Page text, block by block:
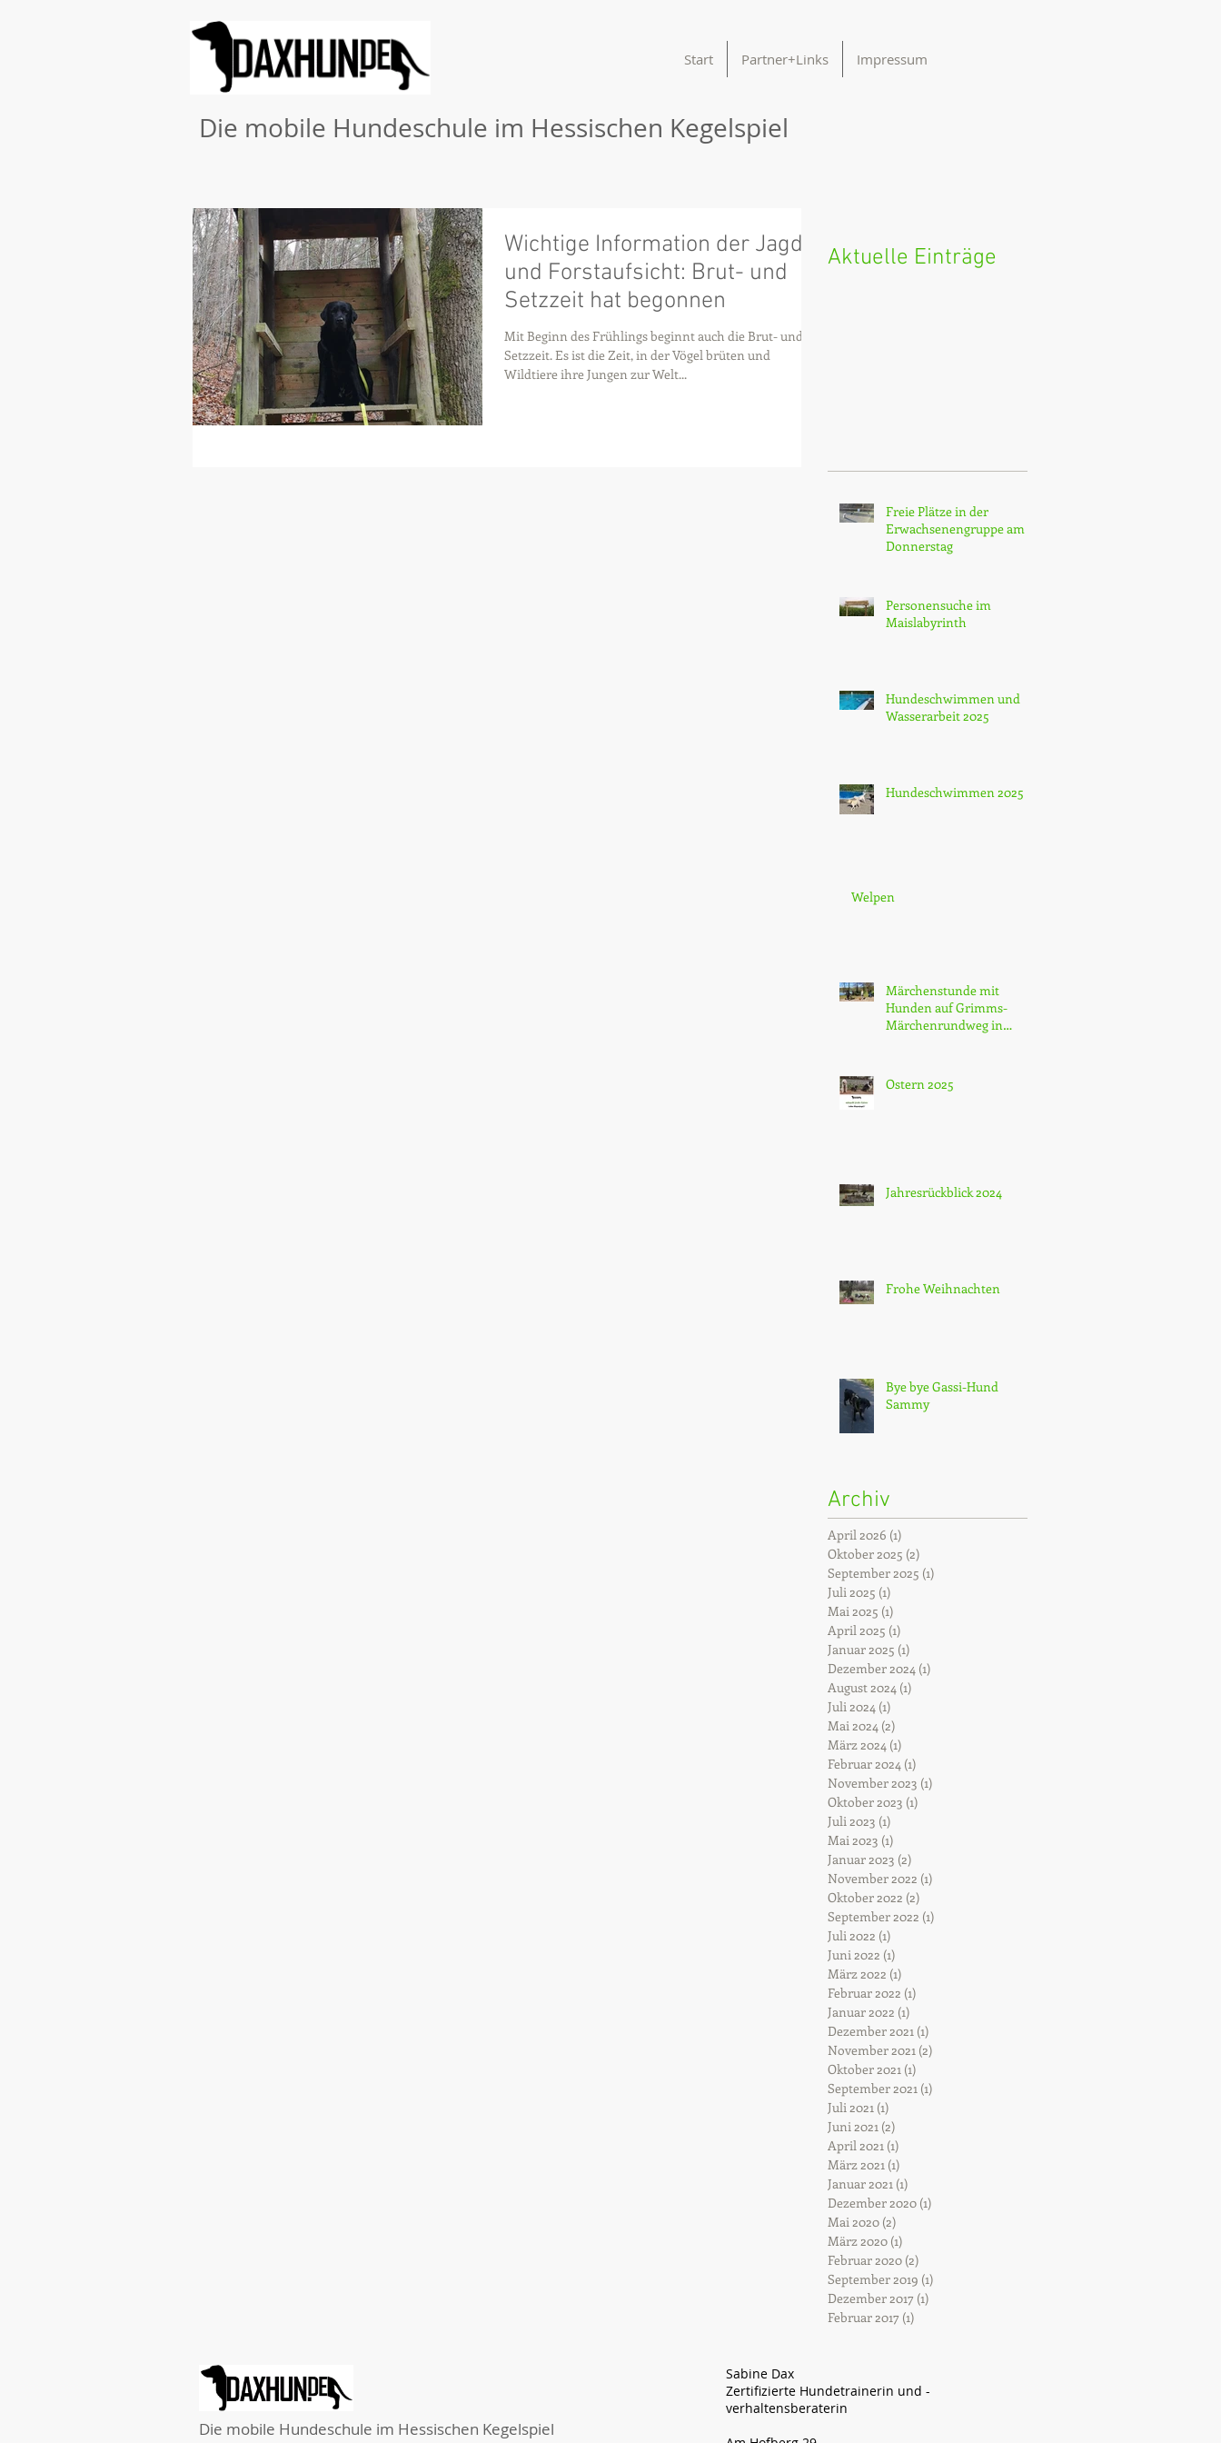
®
Start Partner+Links Impressum
Die mobile Hundeschule im Hessischen Kegelspiel
Wichtige Information der Jagd-
und Forstaufsicht: Brut- und
Setzzeit hat begonnen
Mit Beginn des Frühlings beginnt auch die Brut- und
Setzzeit. Es ist die Zeit, in der Vögel brüten und
Wildtiere ihre Jungen zur Welt...
Aktuelle Einträge
Freie Plätze in der
Erwachsenengruppe am
Donnerstag
Personensuche im
Maislabyrinth
Hundeschwimmen und
Wasserarbeit 2025
Hundeschwimmen 2025
Welpen
Märchenstunde mit
Hunden auf Grimms-
Märchenrundweg in
Ostern 2025
Jahresrückblick 2024
Frohe Weihnachten
Bye bye Gassi-Hund
Sammy
Archiv
April 2026 (1)
Oktober 2025 (2)
September 2025 (1)
Juli 2025 (1)
Mai 2025 (1)
April 2025 (1)
Januar 2025 (1)
Dezember 2024 (1)
August 2024 (1)
Juli 2024 (1)
Mai 2024 (2)
März 2024 (1)
Februar 2024 (1)
November 2023 (1)
Oktober 2023 (1)
Juli 2023 (1)
Mai 2023 (1)
Januar 2023 (2)
November 2022 (1)
Oktober 2022 (2)
September 2022 (1)
Juli 2022 (1)
Juni 2022 (1)
März 2022 (1)
Februar 2022 (1)
Januar 2022 (1)
Dezember 2021 (1)
November 2021 (2)
Oktober 2021 (1)
September 2021 (1)
Juli 2021 (1)
Juni 2021 (2)
April 2021 (1)
März 2021 (1)
Januar 2021 (1)
Dezember 2020 (1)
Mai 2020 (2)
März 2020 (1)
Februar 2020 (2)
September 2019 (1)
Dezember 2017 (1)
Februar 2017 (1)
Die mobile Hundeschule im Hessischen Kegelspiel
Sabine Dax
Zertifizierte Hundetrainerin und -
verhaltensberaterin